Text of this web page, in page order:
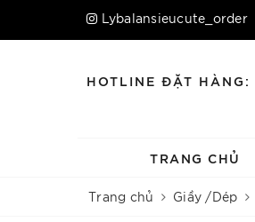
Lybalansieucute_order
HOTLINE ĐẶT HÀNG:
TRANG CHỦ
Trang chủ Giầy /Dép